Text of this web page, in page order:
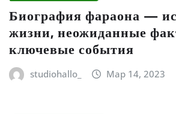
Биография фараона —
жизни, неожиданные
ключевые события
studiohallo_ Мар 14, 2023